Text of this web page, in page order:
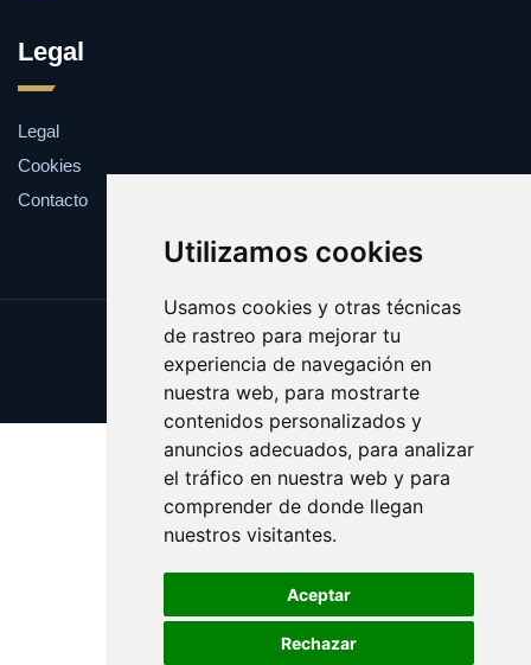
Utilizamos cookies
Usamos cookies y otras técnicas
de rastreo para mejorar tu
experiencia de navegación en
nuestra web, para mostrarte
contenidos personalizados y
anuncios adecuados, para analizar
el tráfico en nuestra web y para
comprender de donde llegan
nuestros visitantes.
Aceptar
Rechazar
Legal
Legal
Cookies
Contacto
Update cookies preferences
Copyright © 2025 vinicola.es